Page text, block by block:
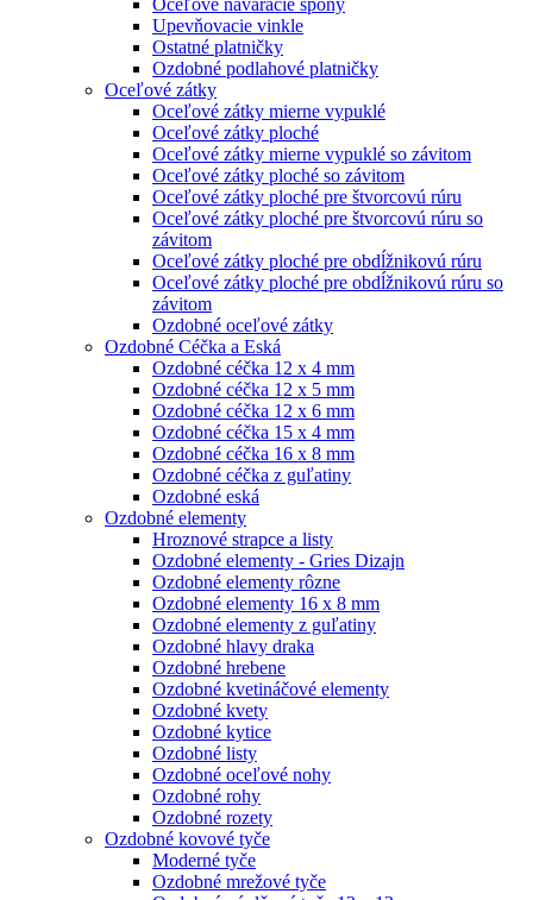
Upevňovacie vinkle
Ostatné platničky
Ozdobné podlahové platničky
Oceľové zátky
Oceľové zátky mierne vypuklé
Oceľové zátky ploché
Oceľové zátky mierne vypuklé so závitom
Oceľové zátky ploché so závitom
Oceľové zátky ploché pre štvorcovú rúru
Oceľové zátky ploché pre štvorcovú rúru so
závitom
Oceľové zátky ploché pre obdĺžnikovú rúru
Oceľové zátky ploché pre obdĺžnikovú rúru so
závitom
Ozdobné oceľové zátky
Ozdobné Céčka a Eská
Ozdobné céčka 12 x 4 mm
Ozdobné céčka 12 x 5 mm
Ozdobné céčka 12 x 6 mm
Ozdobné céčka 15 x 4 mm
Ozdobné céčka 16 x 8 mm
Ozdobné céčka z guľatiny
Ozdobné eská
Ozdobné elementy
Hroznové strapce a listy
Ozdobné elementy - Gries Dizajn
Ozdobné elementy rôzne
Ozdobné elementy 16 x 8 mm
Ozdobné elementy z guľatiny
Ozdobné hlavy draka
Ozdobné hrebene
Ozdobné kvetináčové elementy
Ozdobné kvety
Ozdobné kytice
Ozdobné listy
Ozdobné oceľové nohy
Ozdobné rohy
Ozdobné rozety
Ozdobné kovové tyče
Moderné tyče
Ozdobné mrežové tyče